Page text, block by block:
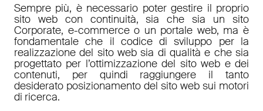
Sempre più, è necessario poter gestire il proprio
sito web con continuità, sia che sia un sito
Corporate, e-commerce o un portale web, ma è
fondamentale che il codice di sviluppo per la
realizzazione del sito web sia di qualità e che sia
progettato per l’ottimizzazione del sito web e dei
contenuti, per quindi raggiungere il tanto
desiderato posizionamento del sito web sui motori
di ricerca.